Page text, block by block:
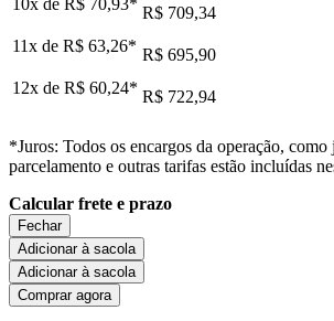
R$ 709,34
11x de R$ 63,26* R$ 695,90
12x de R$ 60,24* R$ 722,94
*Juros: Todos os encargos da operação, como
parcelamento e outras tarifas estão incluídas
Calcular frete e prazo
Fechar
Adicionar à sacola
Adicionar à sacola
Comprar agora